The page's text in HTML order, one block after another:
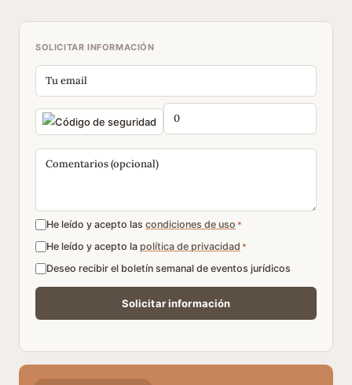
SOLICITAR INFORMACIÓN
He leído y acepto las condiciones de uso *
He leído y acepto la política de privacidad *
Deseo recibir el boletín semanal de eventos jurídicos